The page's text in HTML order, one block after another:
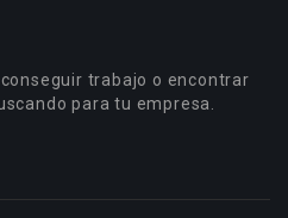
trabajo o encontrar
para tu empresa.